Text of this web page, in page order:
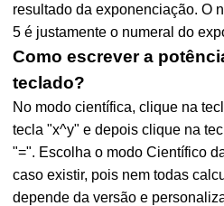
resultado da exponenciação. O
5 é justamente o numeral do
Como escrever a
teclado?
No modo científica, clique na
tecla "x^y" e depois clique na
"=". Escolha o modo Científico
caso existir, pois nem todas
depende da versão e